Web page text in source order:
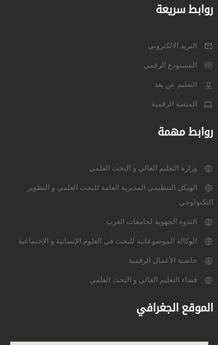
روابط سريعة
البريد الالكتروني
المستودع الرقمي
التعليم عن بعد
المنصة الرقمية
روابط مهمة
وزارة التعليم العالي و البحث العلمي
الهيكل التنظيمي المديرية العامة للبحث العلمي و التطوير
التكنولوجي
الندوة الجهوية لجامعات الغرب
الوكالة الموضوعاتية للبحث في العلوم الإنسانية و الإجتماعية
حاضنة الأعمال الرقمية
فضاء التعليم العالي و البحث العلمي
الموقع الجغرافي